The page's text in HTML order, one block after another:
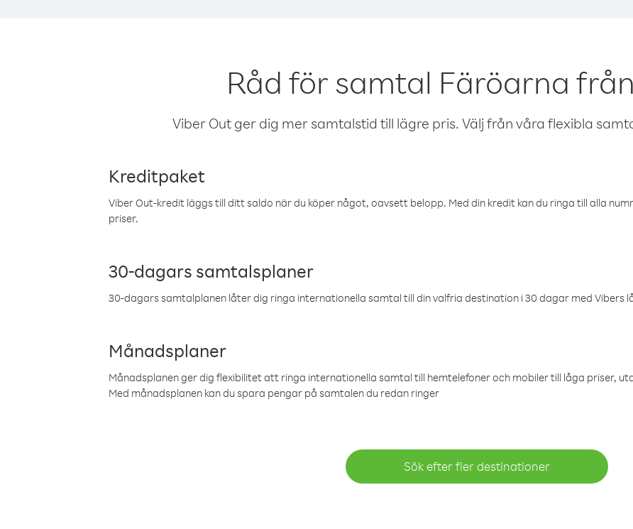
Råd för samtal Färöarna
Viber Out ger dig mer samtalstid till lägre pris. Välj från våra flexibla
Kreditpaket
Viber Out-kredit läggs till ditt saldo när du köper något, oavsett belopp. Med din kredit kan du ringa till alla
priser.
30-dagars samtalsplaner
30-dagars samtalplanen låter dig ringa internationella samtal till din valfria destination i 30 dagar med Vibers
Månadsplaner
Månadsplanen ger dig flexibilitet att ringa internationella samtal till hemtelefoner och mobiler till låga priser,
Med månadsplanen kan du spara pengar på samtalen du redan ringer
Sök efter fler destinationer